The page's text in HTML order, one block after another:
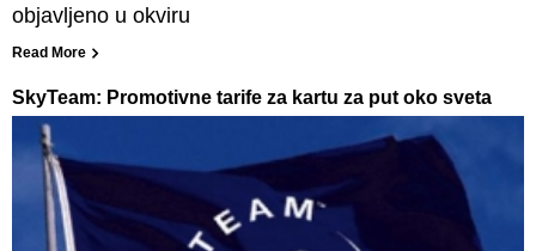
objavljeno u okviru
Read More
SkyTeam: Promotivne tarife za kartu za put oko sveta